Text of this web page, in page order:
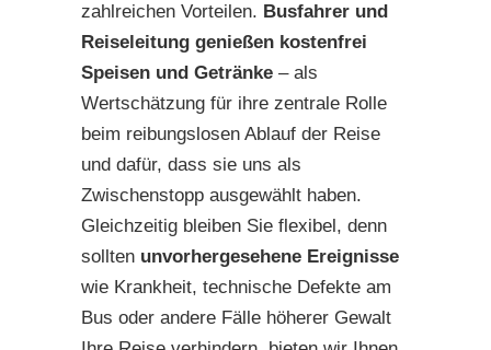
zahlreichen Vorteilen. Busfahrer und
Reiseleitung genießen kostenfrei
Speisen und Getränke – als
Wertschätzung für ihre zentrale Rolle
beim reibungslosen Ablauf der Reise
und dafür, dass sie uns als
Zwischenstopp ausgewählt haben.
Gleichzeitig bleiben Sie flexibel, denn
sollten unvorhergesehene Ereignisse
wie Krankheit, technische Defekte am
Bus oder andere Fälle höherer Gewalt